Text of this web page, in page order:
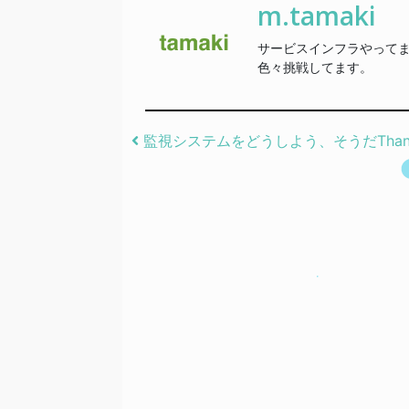
m.tamaki
サービスインフラやってま
色々挑戦してます。
Post navigation
監視システムをどうしよう、そうだ